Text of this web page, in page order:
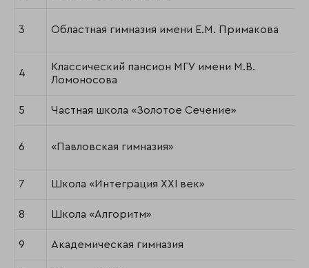
3 Областная гимназия имени Е.М. Примакова
4
Классический пансион МГУ имени М.В.
Ломоносова
5 Частная школа «Золотое Сечение»
6 «Павловская гимназия»
7 Школа «Интеграция XXI век»
8 Школа «Алгоритм»
9 Академическая гимназия